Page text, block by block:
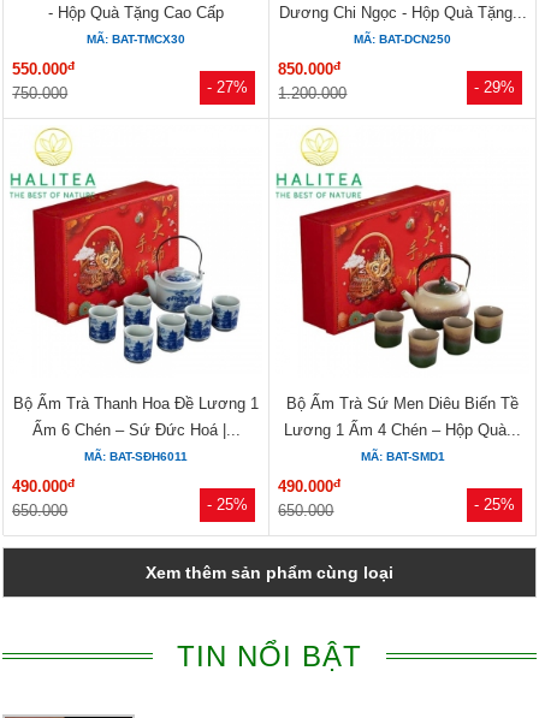
- 27%
- Hộp Quà Tặng Cao Cấp
MÃ: BAT-TMCX30
550.000đ
750.000 - 29%
Dương Chi Ngọc - Hộp Quà Tặng...
MÃ: BAT-DCN250
850.000đ
1.200.000
- 25%
Bộ Ấm Trà Thanh Hoa Đề Lương 1
Ấm 6 Chén – Sứ Đức Hoá |...
MÃ: BAT-SĐH6011
490.000đ
650.000 - 25%
Bộ Ấm Trà Sứ Men Diêu Biến Tề
Lương 1 Ấm 4 Chén – Hộp Quà...
MÃ: BAT-SMD1
490.000đ
650.000
Xem thêm sản phẩm cùng loại
TIN NỔI BẬT